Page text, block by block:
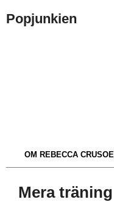
Popjunkien
OM REBECCA CRUSOE
Mera träning